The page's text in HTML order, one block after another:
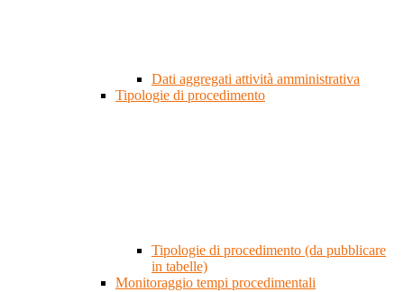
Dati aggregati attività amministrativa
Tipologie di procedimento
Tipologie di procedimento (da pubblicare
in tabelle)
Monitoraggio tempi procedimentali